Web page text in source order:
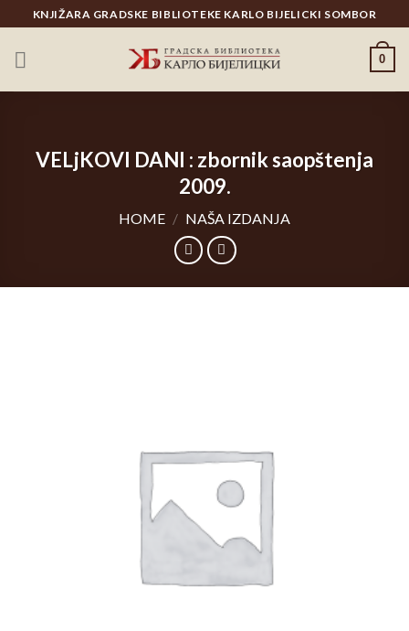
to
content
KNJIŽARA GRADSKE BIBLIOTEKE KARLO BIJELICKI SOMBOR
0
VELjKOVI DANI : zbornik saopštenja
2009.
HOME / NAŠA IZDANJA